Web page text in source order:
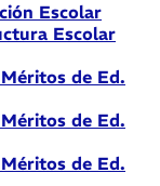
Escolar
Escolar
de Ed.
de Ed.
de Ed.